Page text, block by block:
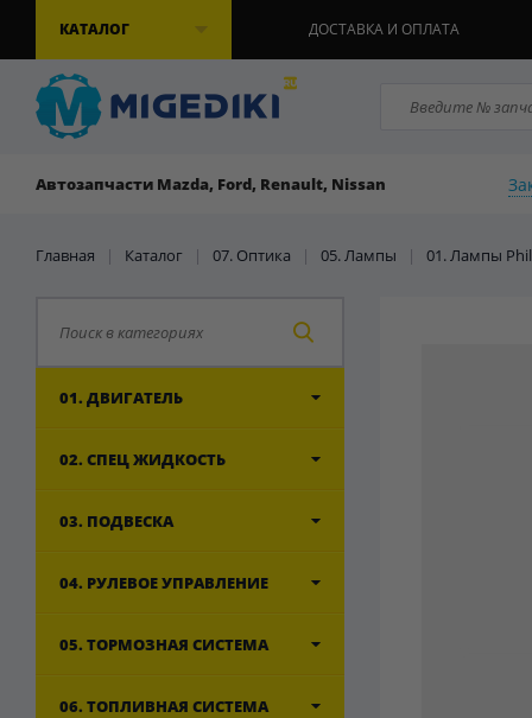
КАТАЛОГ ДОСТАВКА И ОПЛАТА
Автозапчасти Mazda, Ford, Renault, Nissan
Главная | Каталог | 07. Оптика | 05. Лампы | 01. Лампы
01. ДВИГАТЕЛЬ
02. СПЕЦ ЖИДКОСТЬ
03. ПОДВЕСКА
04. РУЛЕВОЕ УПРАВЛЕНИЕ
05. ТОРМОЗНАЯ СИСТЕМА
06. ТОПЛИВНАЯ СИСТЕМА